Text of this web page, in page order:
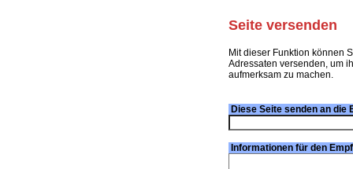
Seite versenden
Mit dieser Funktion können
Adressaten versenden, um
aufmerksam zu machen.
Diese Seite senden an die
Informationen für den